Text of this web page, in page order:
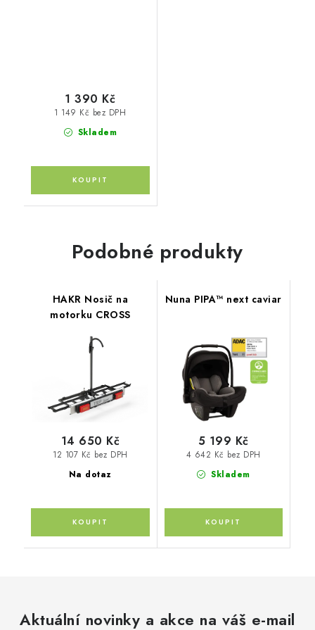
Skladem
1 149 Kč bez DPH
1 390 Kč
Podobné produkty
HAKR Nosič na
motorku CROSS
Na dotaz
12 107 Kč bez DPH
14 650 Kč
Nuna PIPA™ next caviar
Skladem
4 642 Kč bez DPH
5 199 Kč
Aktuální novinky a akce na váš e-mail